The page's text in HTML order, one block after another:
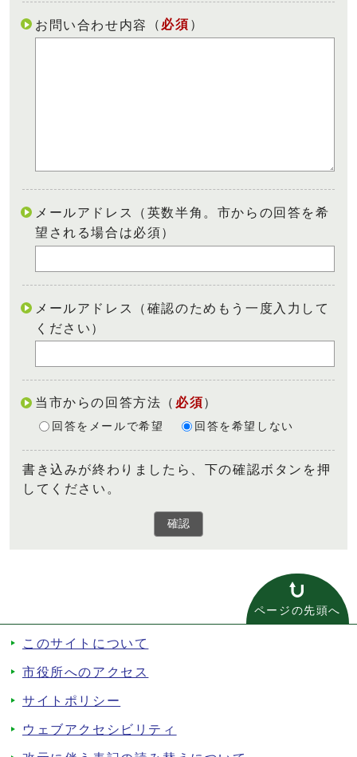
お問い合わせ内容 （ 必須 ）
メールアドレス（英数半角。市からの回答を希
望される場合は必須）
メールアドレス（確認のためもう一度入力して
ください）
当市からの回答方法 （ 必須）
回答をメールで希望 回答を希望しない
書き込みが終わりましたら、下の確認ボタンを押
してください。
確認
ページの先頭へ
このサイトについて
市役所へのアクセス
サイトポリシー
ウェブアクセシビリティ